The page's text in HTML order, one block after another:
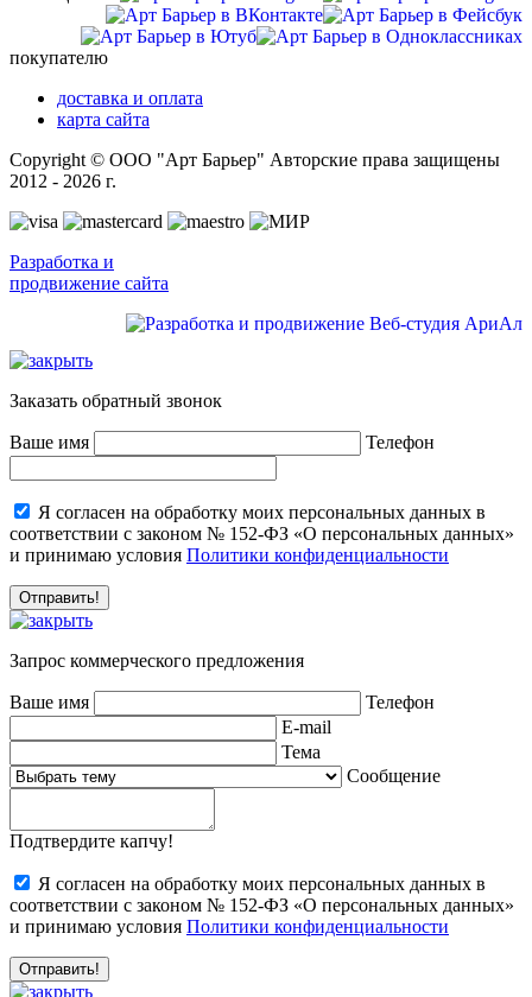
покупателю
доставка и оплата
карта сайта
Copyright © ООО "Арт Барьер" Авторские права защищены
2012 - 2026 г.
Разработка и
продвижение сайта
Заказать обратный звонок
Ваше имя Телефон
Я согласен на обработку моих персональных данных в
соответствии с законом № 152-ФЗ «О персональных данных»
и принимаю условия Политики конфиденциальности
Запрос коммерческого предложения
Ваше имя
Телефон
E-mail
Тема
Сообщение
Подтвердите капчу!
Я согласен на обработку моих персональных данных в
соответствии с законом № 152-ФЗ «О персональных данных»
и принимаю условия Политики конфиденциальности